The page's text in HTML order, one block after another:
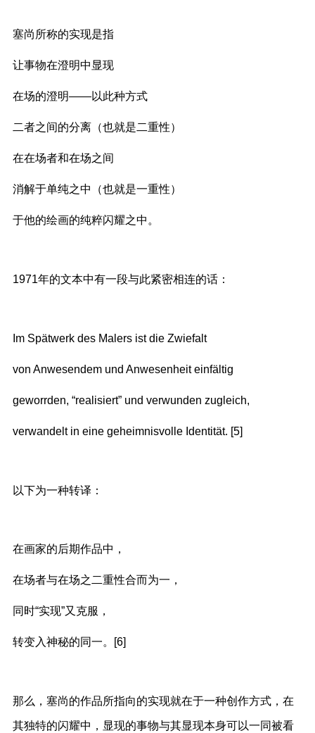
塞尚所称的实现是指
让事物在澄明中显现
在场的澄明——以此种方式
二者之间的分离（也就是二重性）
在在场者和在场之间
消解于单纯之中（也就是一重性）
于他的绘画的纯粹闪耀之中。
1971年的文本中有一段与此紧密相连的话：
Im Spätwerk des Malers ist die Zwiefalt
von Anwesendem und Anwesenheit einfältig
geworrden, “realisiert” und verwunden zugleich,
verwandelt in eine geheimnisvolle Identität. [5]
以下为一种转译：
在画家的后期作品中，
在场者与在场之二重性合而为一，
同时“实现”又克服，
转变入神秘的同一。[6]
那么，塞尚的作品所指向的实现就在于一种创作方式，在
其独特的闪耀中，显现的事物与其显现本身可以一同被看